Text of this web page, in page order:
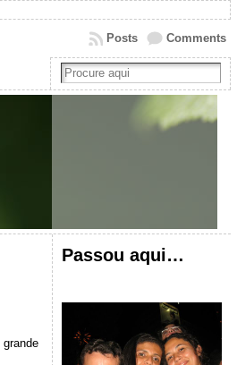
Comments
Posts
Passou aqui…